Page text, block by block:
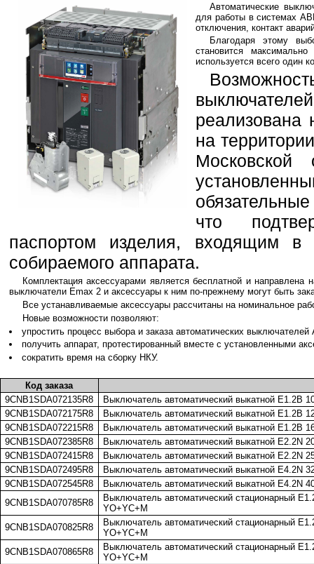
Автоматические
для работы в системах
отключения, контакт
Благодаря этому
становится
используется всего один
реализована
на
что
паспортом изделия, входящим в
собираемого аппарата.
Комплектация аксессуарами является бесплатной и направлена
выключатели Emax 2 и аксессуары к ним по-прежнему могут быть
Все устанавливаемые аксессуары рассчитаны на номинальное
Новые возможности позволяют:
упростить процесс выбора и заказа автоматических выключателей
получить аппарат, протестированный вместе с установленными
сократить время на сборку НКУ.
Код заказа
9CNB1SDA072135R8
Выключатель автоматический выкатной E1.2B
9CNB1SDA072175R8
Выключатель автоматический выкатной E1.2B
9CNB1SDA072215R8
Выключатель автоматический выкатной E1.2B
9CNB1SDA072385R8
Выключатель автоматический выкатной E2.2N
9CNB1SDA072415R8
Выключатель автоматический выкатной E2.2N
9CNB1SDA072495R8
Выключатель автоматический выкатной E4.2N
9CNB1SDA072545R8
Выключатель автоматический выкатной E4.2N
9CNB1SDA070785R8
Выключатель автоматический стационарный
YO+YC+M
9CNB1SDA070825R8
Выключатель автоматический стационарный
YO+YC+M
9CNB1SDA070865R8
Выключатель автоматический стационарный
YO+YC+M